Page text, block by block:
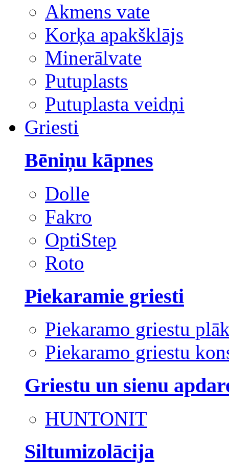
Akmens vate
Korķa apakšklājs
Minerālvate
Putuplasts
Putuplasta veidņi
Griesti
Bēniņu kāpnes
Dolle
Fakro
OptiStep
Roto
Piekaramie griesti
Piekaramo griestu
Piekaramo griestu
Griestu un sienu
HUNTONIT
Siltumizolācija